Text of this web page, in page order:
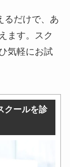
るだけで、あ
ます。スク
気軽にお試
クールを診